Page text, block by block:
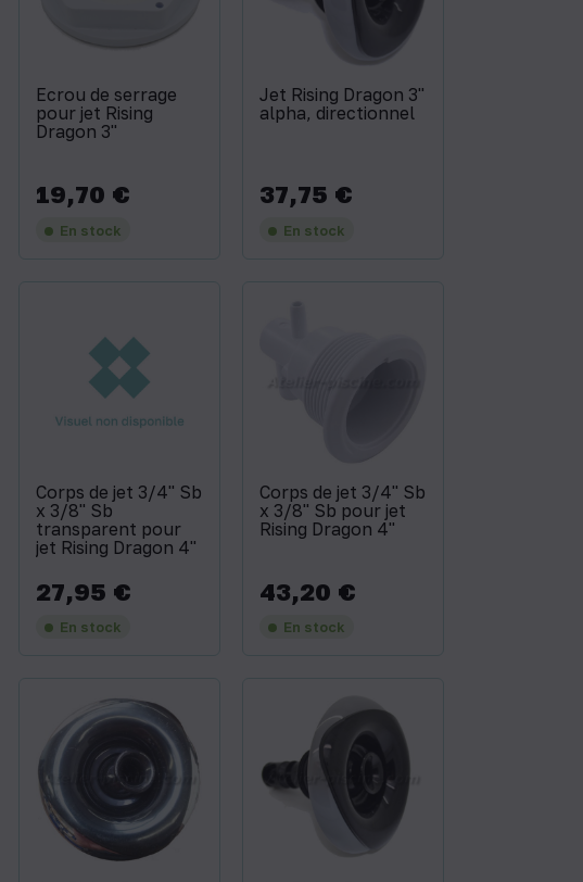
Ecrou de serrage
pour jet Rising
Dragon 3''
Prix
19,70 €
En stock
Jet Rising Dragon 3''
alpha, directionnel
Prix
37,75 €
En stock
Corps de jet 3/4'' Sb
x 3/8'' Sb
transparent pour
jet Rising Dragon 4''
Prix
27,95 €
En stock
Corps de jet 3/4'' Sb
x 3/8'' Sb pour jet
Rising Dragon 4''
Prix
43,20 €
En stock